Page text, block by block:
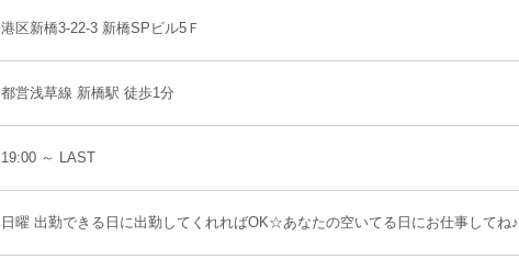
港区新橋3-22-3 新橋SPビル5Ｆ
都営浅草線 新橋駅 徒歩1分
19:00 ～ LAST
日曜 出勤できる日に出勤してくれればOK☆あなたの空いてる日にお仕事してね♪